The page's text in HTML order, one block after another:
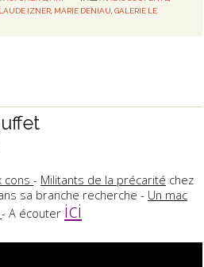
IZNER, MARIE DENIAU,GALERIE LE
cons - Militants de la précarité chez
sa branche recherche - Un mac
- A écouter ici